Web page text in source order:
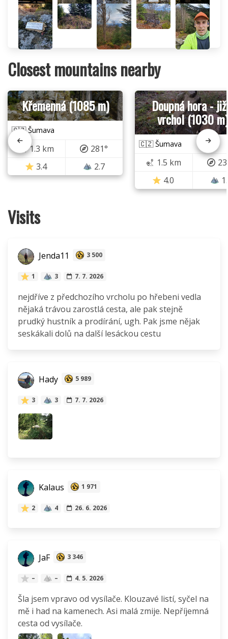
Closest mountains nearby
Křemenná (1085 m)
🇨🇿 Šumava
1.3 km
281°
3.4
2.7
Doupná hora -
vrchol (1030 m)
🇨🇿 Šumava
1.5 km
4.0
Visits
Jenda11 3 500
1 3 7. 7. 2026
nejdříve z předchozího vrcholu po hřebeni vedla
nějaká trávou zarostlá cesta, ale pak stejně
prudký hustník a prodírání, ugh. Pak jsme nějak
seskákali dolů na další lesáckou cestu
Hady 5 989
3 3 7. 7. 2026
Kalaus 1 971
2 4 26. 6. 2026
JaF 3 346
– – 4. 5. 2026
Šla jsem vpravo od vysílače. Klouzavé listí, syčel na
mě i had na kamenech. Asi malá zmije. Nepříjemná
cesta od vysílače.